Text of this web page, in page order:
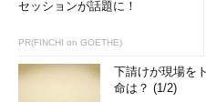
セッションが話題に！
PR(FINCHI on GOETHE)
下請けが現場を
命は？ (1/2)